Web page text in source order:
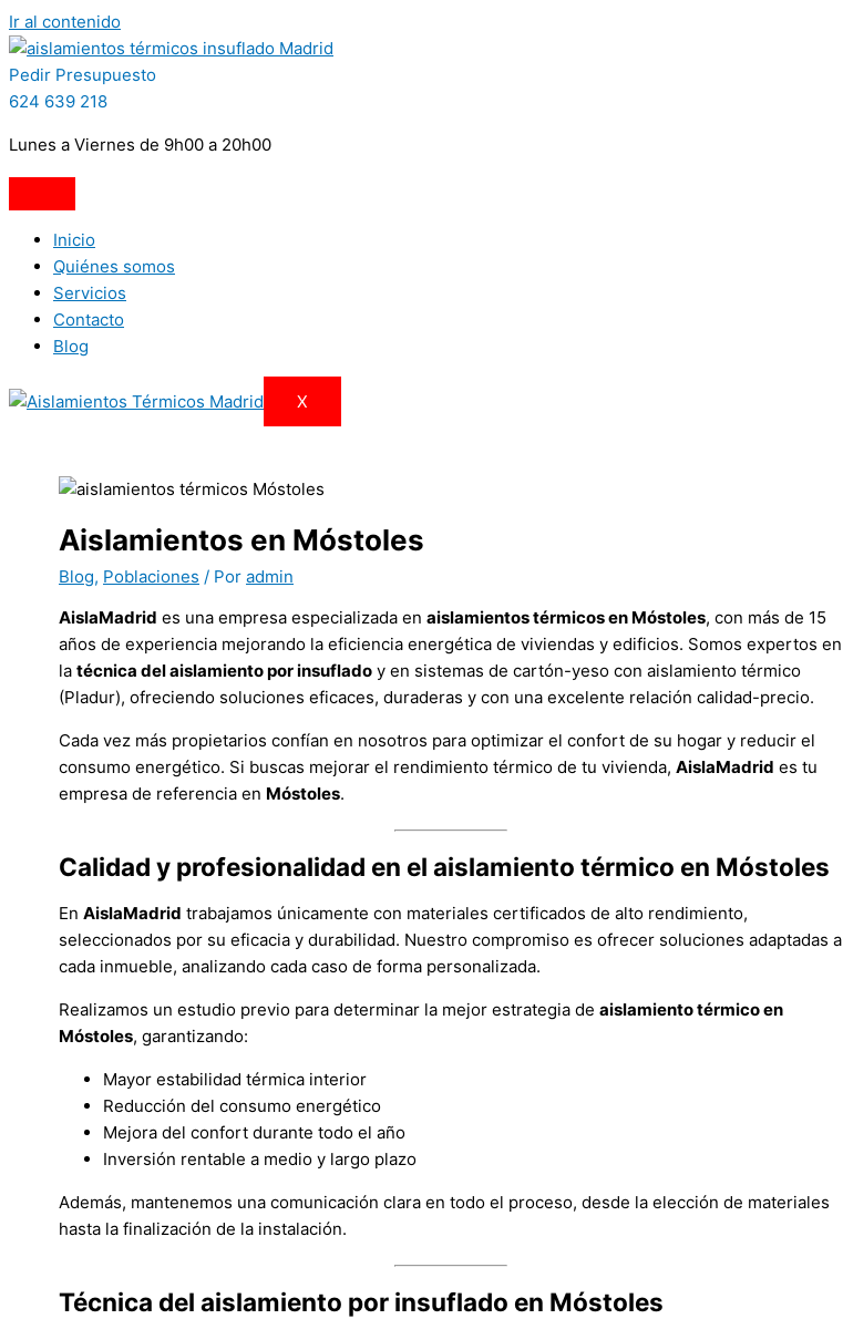
Ir al contenido
Pedir Presupuesto
624 639 218
Lunes a Viernes de 9h00 a 20h00
Inicio
Quiénes somos
Servicios
Contacto
Blog
X
Aislamientos en Móstoles
Blog, Poblaciones / Por admin
AislaMadrid es una empresa especializada en aislamientos térmicos en Móstoles, con más de 15
años de experiencia mejorando la eficiencia energética de viviendas y edificios. Somos expertos en
la técnica del aislamiento por insuflado y en sistemas de cartón-yeso con aislamiento térmico
(Pladur), ofreciendo soluciones eficaces, duraderas y con una excelente relación calidad-precio.
Cada vez más propietarios confían en nosotros para optimizar el confort de su hogar y reducir el
consumo energético. Si buscas mejorar el rendimiento térmico de tu vivienda, AislaMadrid es tu
empresa de referencia en Móstoles.
Calidad y profesionalidad en el aislamiento térmico en Móstoles
En AislaMadrid trabajamos únicamente con materiales certificados de alto rendimiento,
seleccionados por su eficacia y durabilidad. Nuestro compromiso es ofrecer soluciones adaptadas a
cada inmueble, analizando cada caso de forma personalizada.
Realizamos un estudio previo para determinar la mejor estrategia de aislamiento térmico en
Móstoles, garantizando:
Mayor estabilidad térmica interior
Reducción del consumo energético
Mejora del confort durante todo el año
Inversión rentable a medio y largo plazo
Además, mantenemos una comunicación clara en todo el proceso, desde la elección de materiales
hasta la finalización de la instalación.
Técnica del aislamiento por insuflado en Móstoles